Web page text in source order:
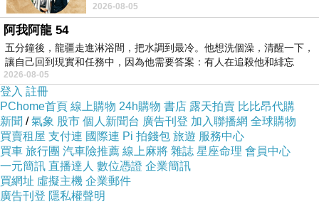
的平衡。 核心解讀與看法
2026-08-05
阿我阿龍 54
五分鐘後，龍疆走進淋浴間，把水調到最冷。他想洗個澡，清醒一下，
讓自己回到現實和任務中，因為他需要答案：有人在追殺他和緋忘
2026-08-05
登入 註冊
PChome首頁 線上購物 24h購物 書店 露天拍賣 比比昂代購
新聞 /氣象 股市 個人新聞台 廣告刊登 加入聯播網 全球購物
買賣租屋 支付連 國際連 Pi 拍錢包 旅遊 服務中心
買車 旅行團 汽車險推薦 線上麻將 雜誌 星座命理 會員中心
一元簡訊 直播達人 數位憑證 企業簡訊
買網址 虛擬主機 企業郵件
廣告刊登 隱私權聲明